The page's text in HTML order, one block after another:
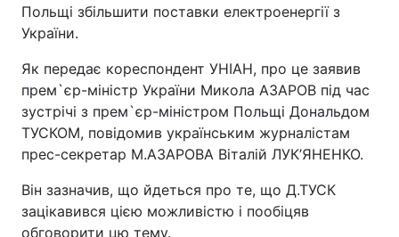
Польщі збільшити поставки електроенергії з
України.
Як передає кореспондент УНІАН, про це заявив
прем`єр-міністр України Микола АЗАРОВ під час
зустрічі з прем`єр-міністром Польщі Дональдом
ТУСКОМ, повідомив українським журналістам
прес-секретар М.АЗАРОВА Віталій ЛУК’ЯНЕНКО.
Він зазначив, що йдеться про те, що Д.ТУСК
зацікавився цією можливістю і пообіцяв
обговорити цю тему.